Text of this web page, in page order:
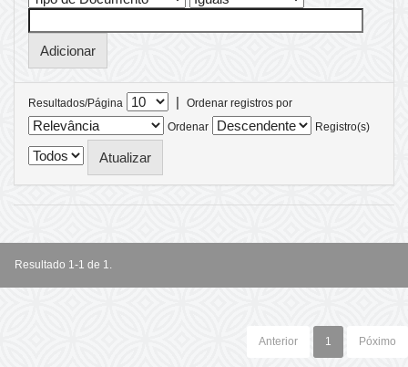
Resultados/Página |
Ordenar registros por
Ordenar
Registro(s)
Resultado 1-1 de 1.
Anterior 1 Póximo